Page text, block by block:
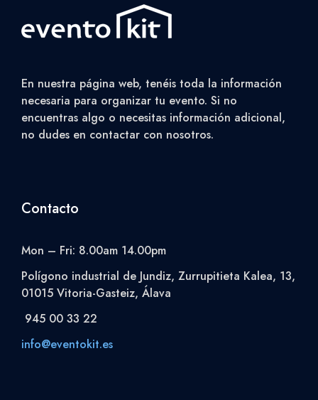
En nuestra página web, tenéis toda la información
necesaria para organizar tu evento. Si no
encuentras algo o necesitas información adicional,
no dudes en contactar con nosotros.
Contacto
Mon – Fri: 8.00am 14.00pm
Polígono industrial de Jundiz, Zurrupitieta Kalea, 13,
01015 Vitoria-Gasteiz, Álava
945 00 33 22
info@eventokit.es